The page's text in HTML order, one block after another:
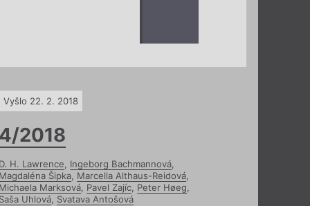
Vyšlo 22. 2. 2018
2018
H. Lawrence, Ingeborg Bachmannová,
Šipka, Marcella Althaus-Reidová,
Marksová, Pavel Zajíc, Peter Høeg,
Uhlová, Svatava Antošová